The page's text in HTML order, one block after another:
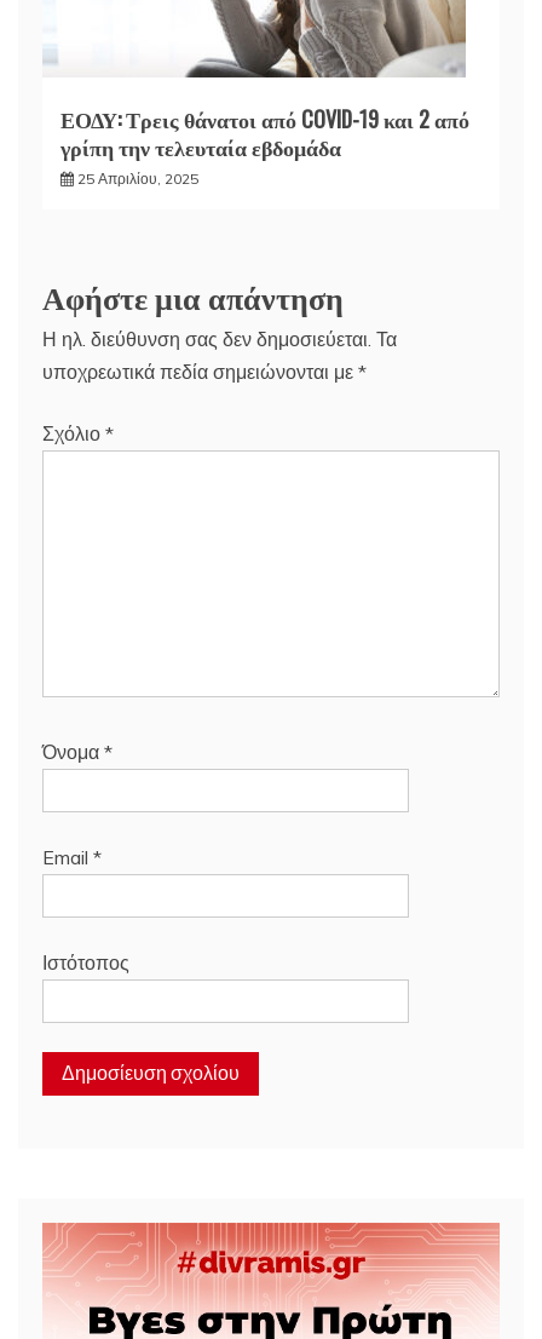
ΕΟΔΥ: Τρεις θάνατοι από COVID-19 και 2 από
γρίπη την τελευταία εβδομάδα
25 Απριλίου, 2025
Αφήστε μια απάντηση
Η ηλ. διεύθυνση σας δεν δημοσιεύεται. Τα
υποχρεωτικά πεδία σημειώνονται με *
Σχόλιο *
Όνομα *
Email *
Ιστότοπος